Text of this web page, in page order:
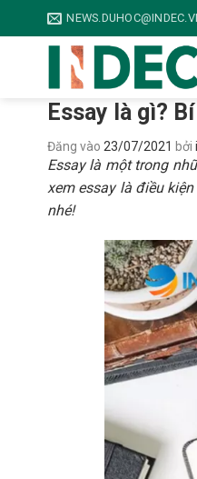
qua
Essay là gì?
Đăng vào 23/07/2021 bởi
Essay là một trong
xem essay là điều
nhé!